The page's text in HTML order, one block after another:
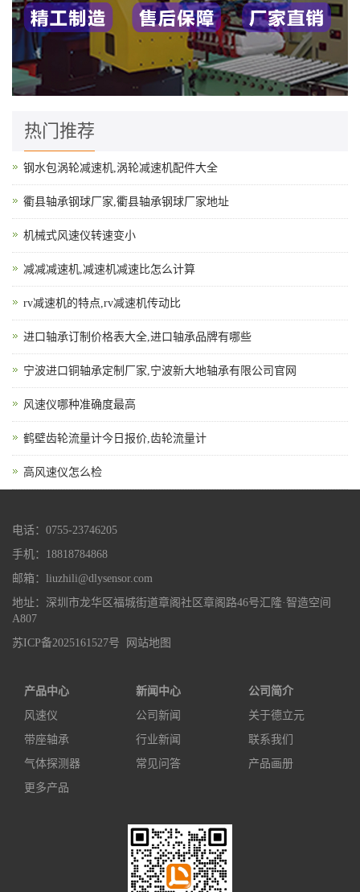
热门推荐
钢水包涡轮减速机,涡轮减速机配件大全
衢县轴承钢球厂家,衢县轴承钢球厂家地址
机械式风速仪转速变小
减减减速机,减速机减速比怎么计算
rv减速机的特点,rv减速机传动比
进口轴承订制价格表大全,进口轴承品牌有哪些
宁波进口铜轴承定制厂家,宁波新大地轴承有限公司官网
风速仪哪种准确度最高
鹤壁齿轮流量计今日报价,齿轮流量计
高风速仪怎么检
电话：0755-23746205
手机：18818784868
邮箱：liuzhili@dlysensor.com
地址：深圳市龙华区福城街道章阁社区章阁路46号汇隆·智造空间
A807
苏ICP备2025161527号
网站地图
产品中心
风速仪
带座轴承
气体探测器
更多产品
新闻中心
公司新闻
行业新闻
常见问答
公司简介
关于德立元
联系我们
产品画册